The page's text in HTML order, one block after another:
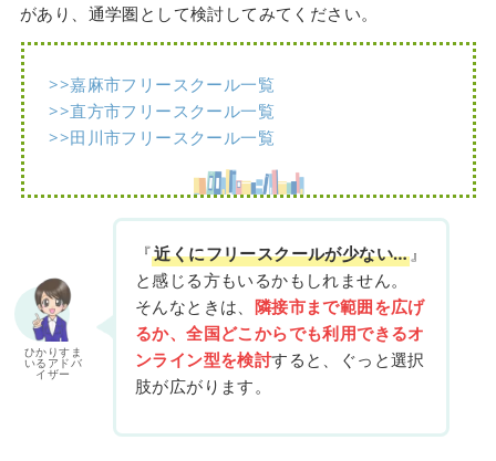
があり、通学圏として検討してみてください。
>>嘉麻市フリースクール一覧
>>直方市フリースクール一覧
>>田川市フリースクール一覧
ひかりすま
いるアドバ
イザー
『近くにフリースクールが少ない…』
と感じる方もいるかもしれません。
そんなときは、 隣接市まで範囲を広げ
るか、全国どこからでも利用できるオ
ンライン型を検討すると、ぐっと選択
肢が広がります。